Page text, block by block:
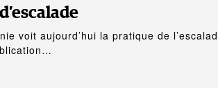
voit aujourd’hui la pratique de